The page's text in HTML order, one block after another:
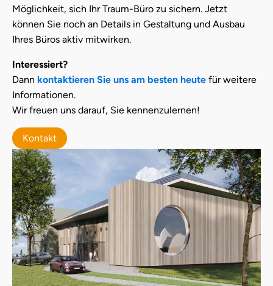
Möglichkeit, sich Ihr Traum-Büro zu sichern. Jetzt
können Sie noch an Details in Gestaltung und Ausbau
Ihres Büros aktiv mitwirken.
Interessiert?
Dann kontaktieren Sie uns am besten heute für weitere
Informationen.
Wir freuen uns darauf, Sie kennenzulernen!
Kontakt